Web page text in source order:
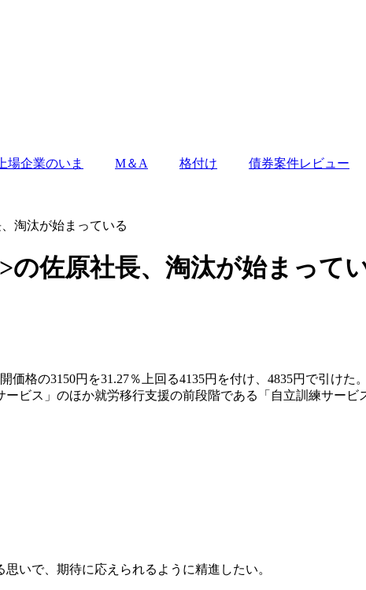
場企業のいま M＆A 格付け 債券案件レビュー
淘汰が始まっている
の佐原社長、淘汰が始まって
格の3150円を31.27％上回る4135円を付け、4835円で引け
ビス」のほか就労移行支援の前段階である「自立訓練サー
いで、期待に応えられるように精進したい。